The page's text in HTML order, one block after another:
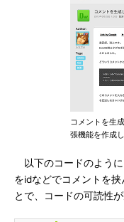
コメントを生
張機能を作成
以下のコードのよう
をidなどでコメントを
とで、コードの可読性